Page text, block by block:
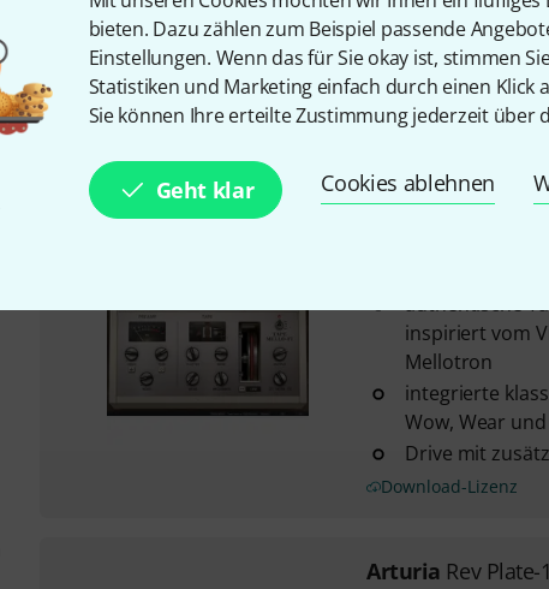
bieten. Dazu zählen zum Beispiel passende
Einstellungen. Wenn das für Sie okay ist, stimmen
Statistiken und Marketing einfach durch einen Klick
Sie können Ihre erteilte Zustimmung jederzeit über
Geht klar Cookies ablehnen
mit 11
eigenen
verfügbare
Transformer,
Download-Lizenz
authentische
inspiriert vom
Mellotron
integrierte
Wow, Wear
Drive mit
Download-Lizenz
Arturia Rev Plate-